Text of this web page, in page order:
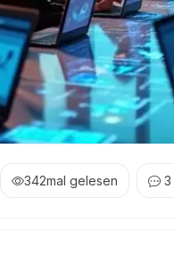
342mal gelesen 3